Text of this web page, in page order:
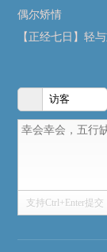
偶尔矫情
【正经七日】轻
支持Ctrl+Enter提交